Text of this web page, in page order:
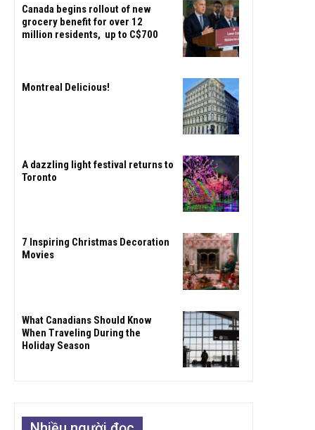
Canada begins rollout of new
grocery benefit for over 12
million residents, up to C$700
Montreal Delicious!
A dazzling light festival returns to
Toronto
7 Inspiring Christmas Decoration
Movies
What Canadians Should Know
When Traveling During the
Holiday Season